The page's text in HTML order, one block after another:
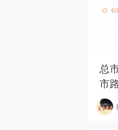
总
市